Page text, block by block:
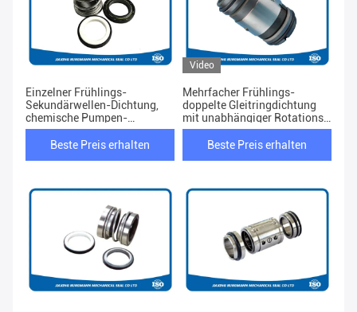
Einzelner Frühlings-
Sekundärwellen-Dichtung,
chemische Pumpen-
Doppelgleitringdichtung
Beste Preis erhalten
Video
Mehrfacher Frühlings-
doppelte Gleitringdichtung
mit unabhängiger Rotations-
Richtung
Beste Preis erhalten